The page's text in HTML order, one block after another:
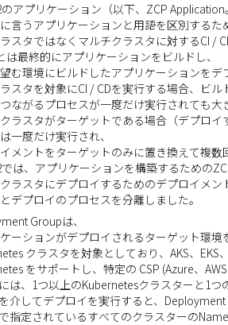
アプリケーション（以下、ZCP Application。
言うアプリケーションと用語を区別するた
スタではなくマルチクラスタに対するCI /
は最終的にアプリケーションをビルドし、
む環境にビルドしたアプリケーションを
スタを対象にCI / CDを実行する場合、ビ
ながるプロセスが一度だけ実行されても大
ラスタがターゲットである場合（デプロイ
一度だけ実行され、
メントをターゲットのみに置き換えて複数
では、アプリケーションを構築するための
ラスタにデプロイするためのデプロイメン
デプロイのプロセスを分離しました。
Groupは、
ーションがデプロイされるターゲット環
クラスタを対象としており、AKS、EKS
をサポートし、特定の CSP (Azure、
は、1つ以上のKubernetesクラスターと1
介してデプロイを実行すると、Deployment
指定されているすべてのクラスターの